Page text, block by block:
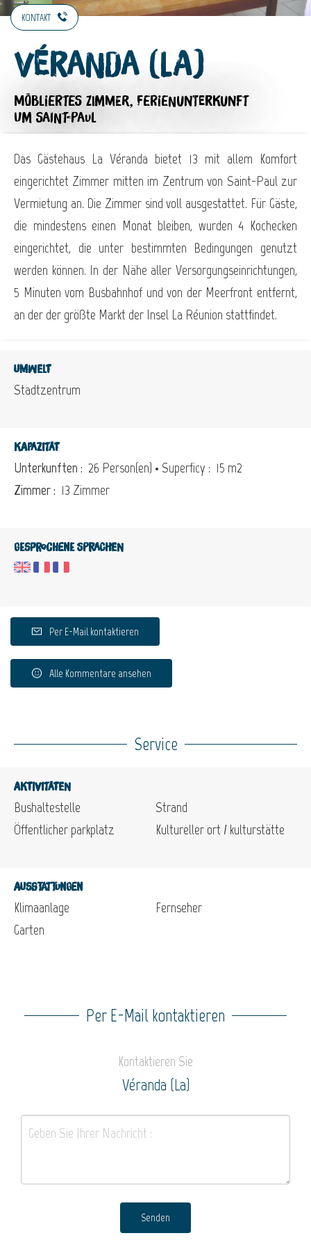
KONTAKT
Véranda (La)
MÖBLIERTES ZIMMER, FERIENUNTERKUNFT
UM SAINT-PAUL
Das Gästehaus La Véranda bietet 13 mit allem Komfort
eingerichtet Zimmer mitten im Zentrum von Saint-Paul zur
Vermietung an. Die Zimmer sind voll ausgestattet. Für Gäste,
die mindestens einen Monat bleiben, wurden 4 Kochecken
eingerichtet, die unter bestimmten Bedingungen genutzt
werden können. In der Nähe aller Versorgungseinrichtungen,
5 Minuten vom Busbahnhof und von der Meerfront entfernt,
an der der größte Markt der Insel La Réunion stattfindet.
Umwelt
Stadtzentrum
Kapazität
Unterkunften : 26 Person(en) • Superficy : 15 m2
Zimmer : 13 Zimmer
Gesprochene Sprachen
Per E-Mail kontaktieren
Alle Kommentare ansehen
Service
Aktivitäten
Bushaltestelle
Öffentlicher parkplatz
Strand
Kultureller ort / kulturstätte
Ausstattungen
Klimaanlage
Garten
Fernseher
Per E-Mail kontaktieren
Kontaktieren Sie
Véranda (La)
Senden